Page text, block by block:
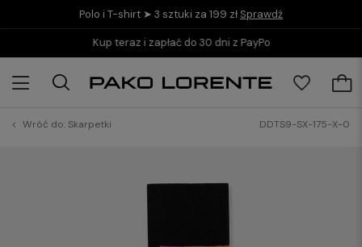
Polo i T-shirt ➤ 3 sztuki za 199 zł Sprawdź
Kup teraz i zapłać do 30 dni z PayPo
Wróć do:Skarpetki DDTS9-SX-175-X-0